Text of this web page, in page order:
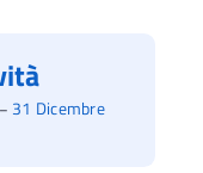
– 31 Dicembre